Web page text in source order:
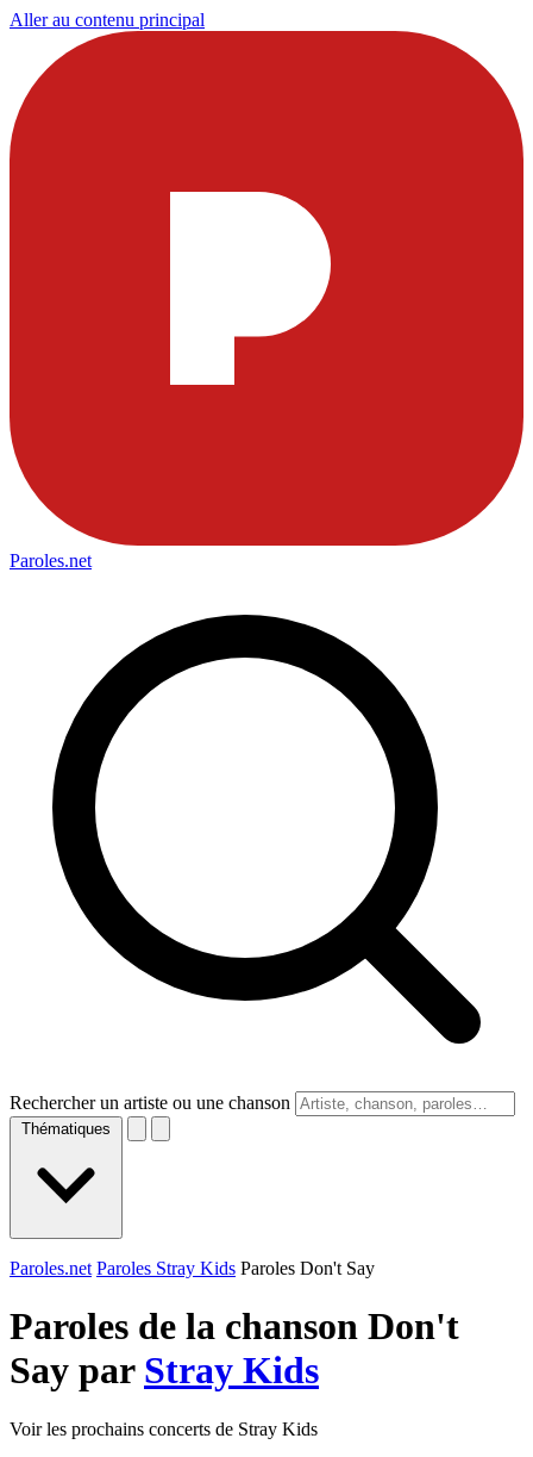
Aller au contenu principal
Paroles.net
Rechercher un artiste ou une chanson
Thématiques
Paroles.net Paroles Stray Kids Paroles Don't Say
Paroles de la chanson Don't
Say par Stray Kids
Voir les prochains concerts de Stray Kids